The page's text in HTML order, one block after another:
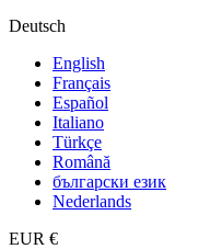
Deutsch
English
Français
Español
Italiano
Türkçe
Română
български език
Nederlands
EUR €